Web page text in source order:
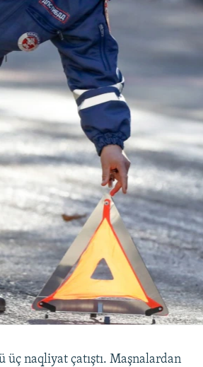
üç naqliyat çatıştı. Maşnalardan